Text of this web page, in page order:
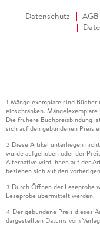
Datenschutz AGB
1 Mängelexemplare sind
einschränken.
Die frühere Buchpreisbindung
sich auf den gebundenen Preis
2 Diese Artikel unterliegen
wurde aufgehoben oder der
Alternative wird Ihnen auf der
beziehen sich auf den
3 Durch Öffnen der Leseprobe
Leseprobe übermittelt werden.
4 Der gebundene Preis dieses
dargestellten Datums vom